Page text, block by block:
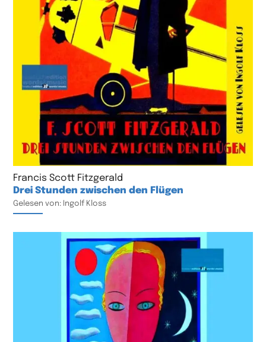
Francis Scott Fitzgerald
Drei Stunden zwischen den Flügen
Gelesen von: Ingolf Kloss